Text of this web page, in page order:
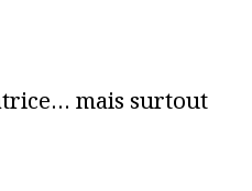
mais surtout